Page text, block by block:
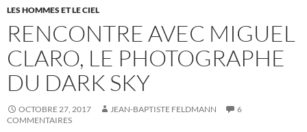
LES HOMMES ET LE CIEL
RENCONTRE AVEC MIGUEL
CLARO, LE PHOTOGRAPHE
DU DARK SKY
OCTOBRE 27, 2017 JEAN-BAPTISTE FELDMANN
6
COMMENTAIRES